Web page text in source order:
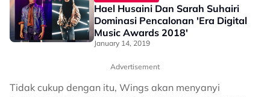
Hael Husaini Dan Sarah Suhairi
Dominasi Pencalonan 'Era Digital
Music Awards 2018'
January 14, 2019
Advertisement
Tidak cukup dengan itu, Wings akan menyanyi